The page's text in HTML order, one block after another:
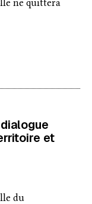
ne quittera
et
du